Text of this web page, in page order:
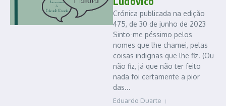
Crónica publicada na edição
475, de 30 de junho de 2023
Sinto-me péssimo pelos
nomes que lhe chamei, pelas
coisas indignas que lhe fiz. (Ou
não fiz, já que não ter feito
nada foi certamente a pior
das...
Eduardo Duarte